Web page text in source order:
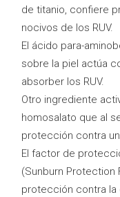
de titanio, confiere
nocivos de los RUV.
El ácido para-
sobre la piel actúa
absorber los RUV.
Otro ingrediente
homosalato que al
protección contra
El factor de
(Sunburn Protection
protección contra la